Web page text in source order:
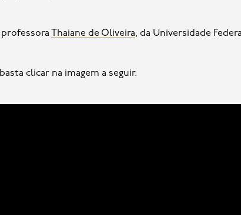
Thaiane de Oliveira, da Universidade
clicar na imagem a seguir.